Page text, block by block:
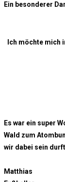
Ein besonderer
Ich möchte mich
Es war ein super
Wald zum
wir dabei sein
Matthias